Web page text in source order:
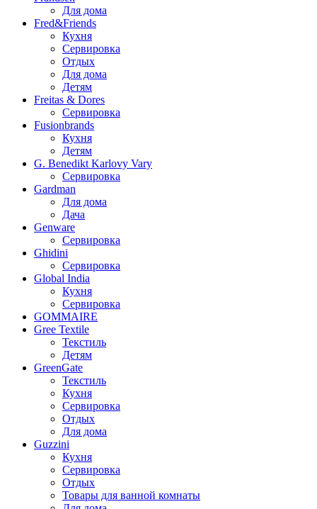
Для дома
Fred&Friends
Кухня
Сервировка
Отдых
Для дома
Детям
Freitas & Dores
Сервировка
Fusionbrands
Кухня
Детям
G. Benedikt Karlovy Vary
Сервировка
Gardman
Для дома
Дача
Genware
Сервировка
Ghidini
Сервировка
Global India
Кухня
Сервировка
GOMMAIRE
Gree Textile
Текстиль
Детям
GreenGate
Текстиль
Кухня
Сервировка
Отдых
Для дома
Guzzini
Кухня
Сервировка
Отдых
Товары для ванной комнаты